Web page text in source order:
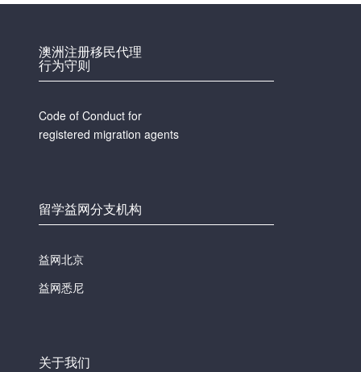
澳洲注册移民代理
行为守则
Code of Conduct for
registered migration agents
留学益网分支机构
益网北京
益网悉尼
关于我们